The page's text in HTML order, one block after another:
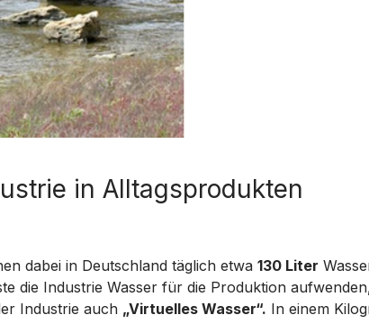
in Alltagsprodukten
dabei in Deutschland täglich etwa 130 Liter
die Industrie Wasser für die Produktion
Industrie auch „Virtuelles Wasser“. In einem